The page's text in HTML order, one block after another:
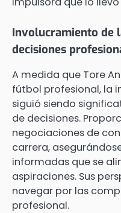
Involucramiento de
decisiones
A medida que Tore
fútbol profesional, la
siguió siendo
de decisiones.
negociaciones de
carrera,
informadas que se
aspiraciones. Sus
navegar por las
profesional.